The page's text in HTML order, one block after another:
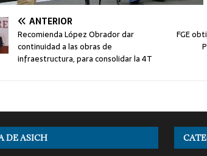
ANTERIOR
Recomienda López Obrador dar
continuidad a las obras de
infraestructura, para consolidar la 4T
FGE
DE ASICH